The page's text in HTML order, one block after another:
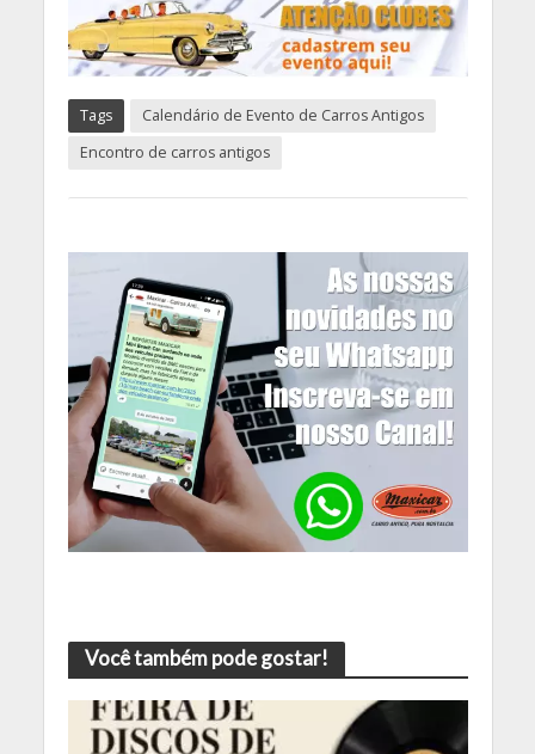
Tags
Calendário de Evento de Carros Antigos
Encontro de carros antigos
Você também pode gostar!